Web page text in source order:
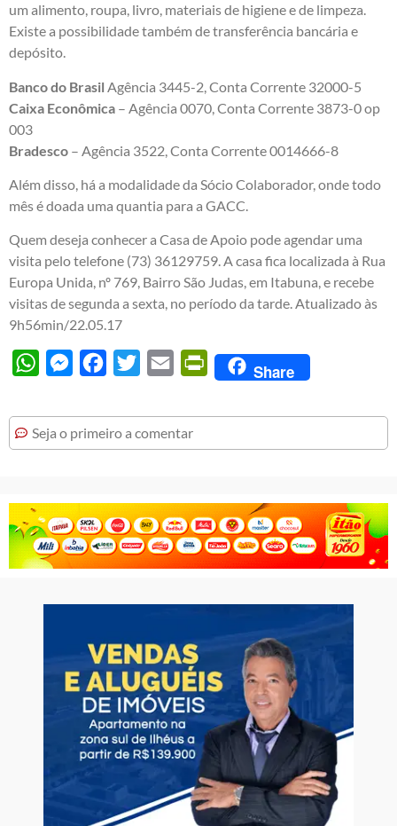
um alimento, roupa, livro, materiais de higiene e de limpeza.
Existe a possibilidade também de transferência bancária e
depósito.
Banco do Brasil Agência 3445-2, Conta Corrente 32000-5
Caixa Econômica – Agência 0070, Conta Corrente 3873-0 op
003
Bradesco – Agência 3522, Conta Corrente 0014666-8
Além disso, há a modalidade da Sócio Colaborador, onde todo
mês é doada uma quantia para a GACC.
Quem deseja conhecer a Casa de Apoio pode agendar uma
visita pelo telefone (73) 36129759. A casa fica localizada à Rua
Europa Unida, nº 769, Bairro São Judas, em Itabuna, e recebe
visitas de segunda a sexta, no período da tarde. Atualizado às
9h56min/22.05.17
WhatsAppMessengerFacebook
Twitter Email PrintFriendly
Share
Seja o primeiro a comentar